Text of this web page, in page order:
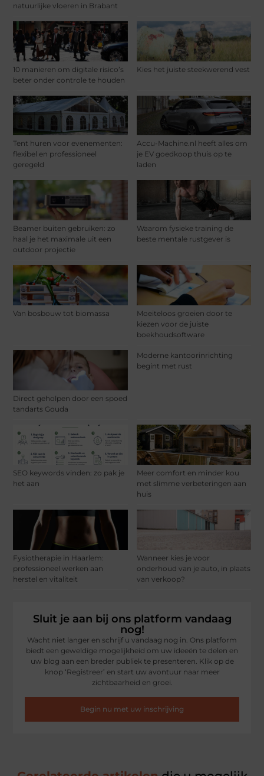
natuurlijke vloeren in Brabant
10 manieren om digitale risico’s
beter onder controle te houden
Kies het juiste steekwerend vest
Tent huren voor evenementen:
flexibel en professioneel
geregeld
Accu-Machine.nl heeft alles om
je EV goedkoop thuis op te
laden
Beamer buiten gebruiken: zo
haal je het maximale uit een
outdoor projectie
Waarom fysieke training de
beste mentale rustgever is
Van bosbouw tot biomassa
Moeiteloos groeien door te
kiezen voor de juiste
boekhoudsoftware
Direct geholpen door een spoed
tandarts Gouda
Moderne kantoorinrichting
begint met rust
SEO keywords vinden: zo pak je
het aan
Meer comfort en minder kou
met slimme verbeteringen aan
huis
Fysiotherapie in Haarlem:
professioneel werken aan
herstel en vitaliteit
Wanneer kies je voor
onderhoud van je auto, in plaats
van verkoop?
Sluit je aan bij ons platform vandaag
nog!
Wacht niet langer en schrijf u vandaag nog in. Ons platform
biedt een geweldige mogelijkheid om uw ideeën te delen en
uw blog aan een breder publiek te presenteren. Klik op de
knop ‘Registreer’ en start uw avontuur naar meer
zichtbaarheid en groei.
Begin nu met uw inschrijving